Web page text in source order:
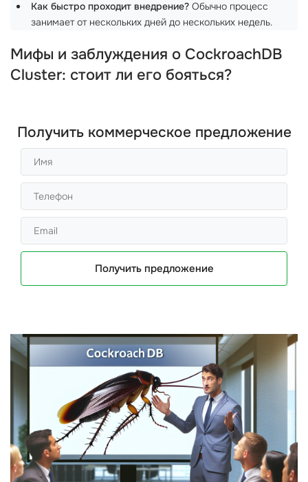
Как быстро проходит внедрение? Обычно процесс
занимает от нескольких дней до нескольких недель.
Мифы и заблуждения о CockroachDB
Cluster: стоит ли его бояться?
Получить коммерческое предложение
Получить предложение